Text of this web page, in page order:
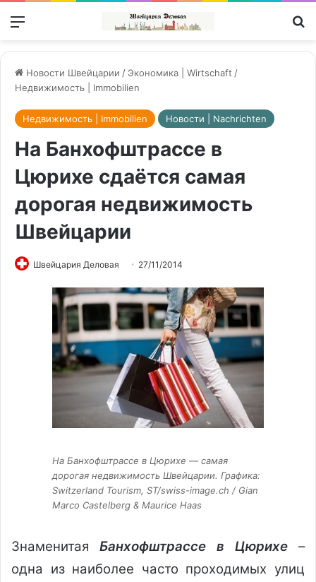
Меню
Новости Швейцарии / Экономика | Wirtschaft /
Недвижимость | Immobilien
Недвижимость | Immobilien Новости | Nachrichten
На Банхофштрассе в
Цюрихе сдаётся самая
дорогая недвижимость
Швейцарии
Швейцария Деловая 27/11/2014
На Банхофштрассе в Цюрихе — самая
дорогая недвижимость Швейцарии. Графика:
Switzerland Tourism, ST/swiss-imаgе.сh / Gian
Marco Castelberg & Maurice Haas
Знаменитая Банхофштрассе в Цюрихе –
одна из наиболее часто проходимых улиц